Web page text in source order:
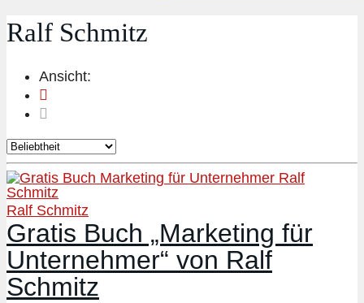
Ralf Schmitz
Ansicht:
Ralf Schmitz
Gratis Buch „Marketing für
Unternehmer“ von Ralf
Schmitz